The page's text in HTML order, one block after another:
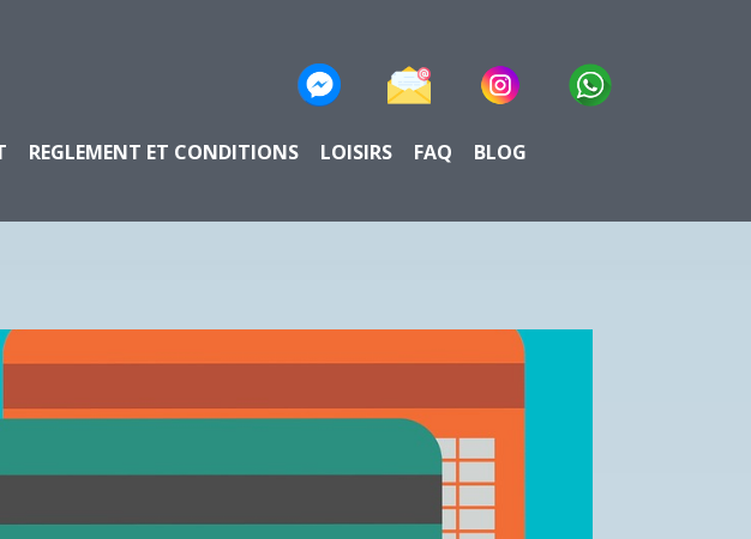
REGLEMENT ET CONDITIONS LOISIRS FAQ BLOG